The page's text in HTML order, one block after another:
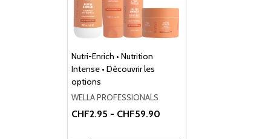
Nutri-Enrich • Nutrition
Intense • Découvrir les
options
WELLA PROFESSIONALS
CHF2.95 - CHF59.90